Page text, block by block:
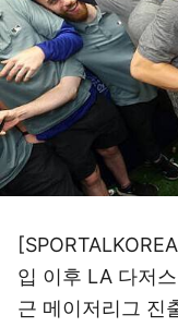
입 이후 LA 다저
근 메이저리그 진